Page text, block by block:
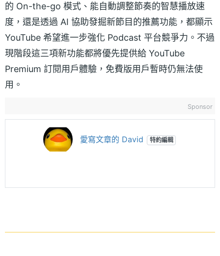
的 On-the-go 模式、能自動調整節奏的智慧播放速
度，還是透過 AI 協助發掘新節目的推薦功能，都顯示
YouTube 希望進一步強化 Podcast 平台競爭力。不過
現階段這三項新功能都將優先提供給 YouTube
Premium 訂閱用戶體驗，免費版用戶暫時仍無法使
用。
Sponsor
愛寫文章的 David 特約編輯